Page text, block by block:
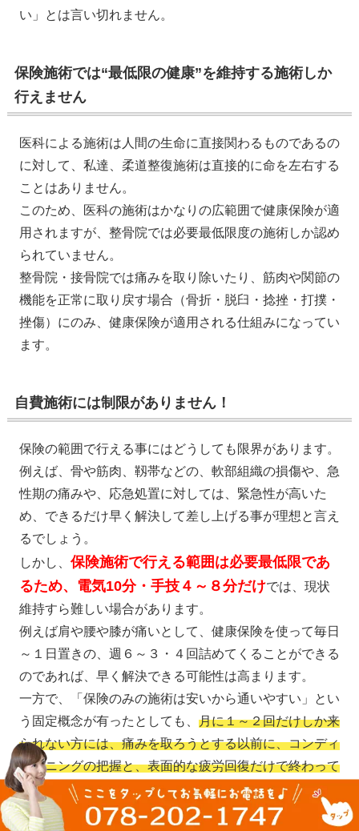
い」とは言い切れません。
保険施術では“最低限の健康”を維持する施術しか
行えません
医科による施術は人間の生命に直接関わるものであるの
に対して、私達、柔道整復施術は直接的に命を左右する
ことはありません。
このため、医科の施術はかなりの広範囲で健康保険が適
用されますが、整骨院では必要最低限度の施術しか認め
られていません。
整骨院・接骨院では痛みを取り除いたり、筋肉や関節の
機能を正常に取り戻す場合（骨折・脱臼・捻挫・打撲・
挫傷）にのみ、健康保険が適用される仕組みになってい
ます。
自費施術には制限がありません！
保険の範囲で行える事にはどうしても限界があります。
例えば、骨や筋肉、靱帯などの、軟部組織の損傷や、急
性期の痛みや、応急処置に対しては、緊急性が高いた
め、できるだけ早く解決して差し上げる事が理想と言え
るでしょう。
しかし、 保険施術で行える範囲は必要最低限であ
るため、電気10分・手技４～８分だけでは、現状
維持すら難しい場合があります。
例えば肩や腰や膝が痛いとして、健康保険を使って毎日
～１日置きの、週６～３・４回詰めてくることができる
のであれば、早く解決できる可能性は高まります。
一方で、「保険のみの施術は安いから通いやすい」とい
う固定概念が有ったとしても、 月に１～２回だけしか来
られない方には、痛みを取ろうとする以前に、コンディ
ショニングの把握と、表面的な疲労回復だけで終わって
しまうため、「良くしてくれ」と言われても、正直「無
理」に等しいです。